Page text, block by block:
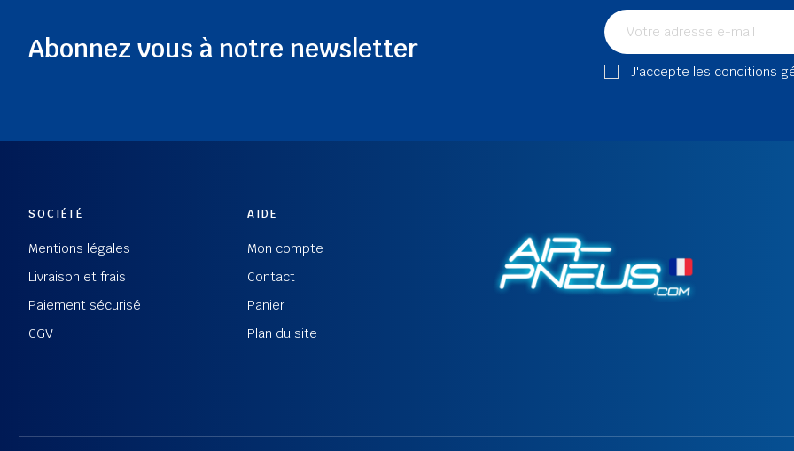
Abonnez vous à notre newsletter
J'accepte les conditions
SOCIÉTÉ
Mentions légales
Livraison et frais
Paiement sécurisé
CGV
AIDE
Mon compte
Contact
Panier
Plan du site